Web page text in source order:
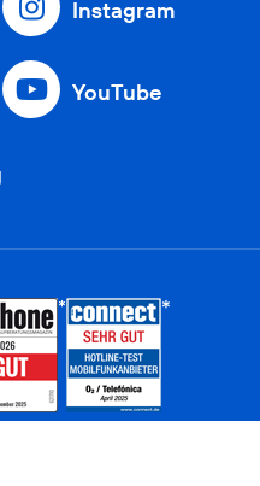
Instagram
YouTube